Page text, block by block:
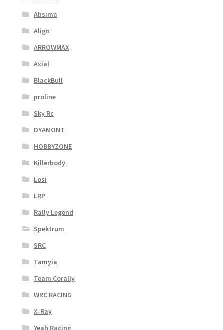
Absima
Align
ARROWMAX
Axial
BlackBull
proline
Sky Rc
DYAMONT
HOBBYZONE
Killerbody
Losi
LRP
Rally Legend
Spektrum
SRC
Tamyia
Team Corally
WRC RACING
X-Ray
Yeah Racing